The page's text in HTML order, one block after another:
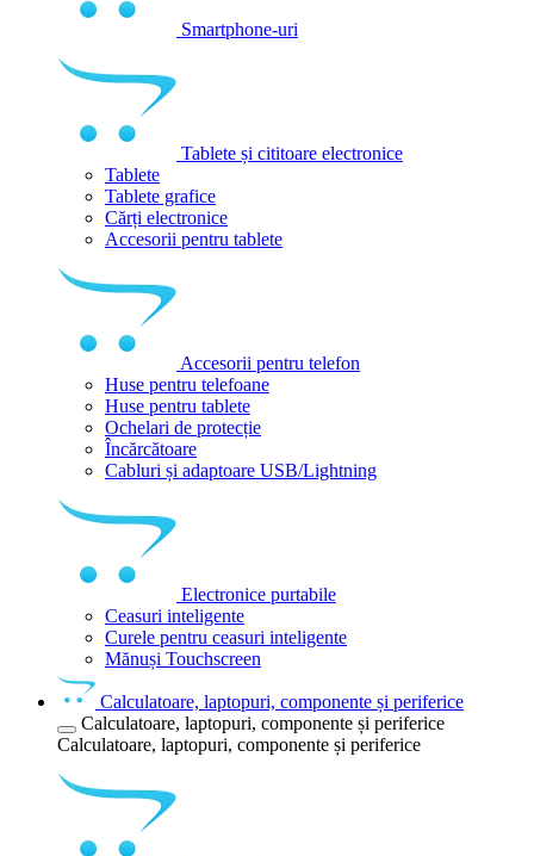
Smartphone-uri
Tablete și cititoare electronice
Tablete
Tablete grafice
Cărți electronice
Accesorii pentru tablete
Accesorii pentru telefon
Huse pentru telefoane
Huse pentru tablete
Ochelari de protecție
Încărcătoare
Cabluri și adaptoare USB/Lightning
Electronice purtabile
Ceasuri inteligente
Curele pentru ceasuri inteligente
Mănuși Touchscreen
Calculatoare, laptopuri, componente și periferice
Calculatoare, laptopuri, componente și periferice
Calculatoare, laptopuri, componente și periferice